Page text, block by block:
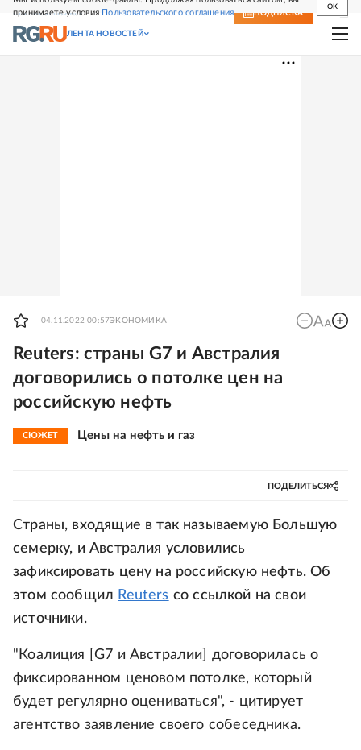
принимаете условия Пользовательского соглашения
OK
СВЕЖИЙ НОМЕР ПОДПИСКА
ЛЕНТА НОВОСТЕЙ
04.11.2022 00:57ЭКОНОМИКА
Reuters: страны G7 и Австралия
договорились о потолке цен на
российскую нефть
СЮЖЕТ Цены на нефть и газ
ПОДЕЛИТЬСЯ
Страны, входящие в так называемую Большую
семерку, и Австралия условились
зафиксировать цену на российскую нефть. Об
этом сообщил Reuters со ссылкой на свои
источники.
"Коалиция [G7 и Австралии] договорилась о
фиксированном ценовом потолке, который
будет регулярно оцениваться", - цитирует
агентство заявление своего собеседника.